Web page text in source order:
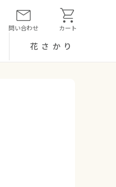
問い合わせ カート
花さかり